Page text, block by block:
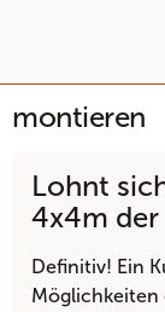
montieren
Lohnt
4x4m der
Definitiv! Ein
Möglichkeiten